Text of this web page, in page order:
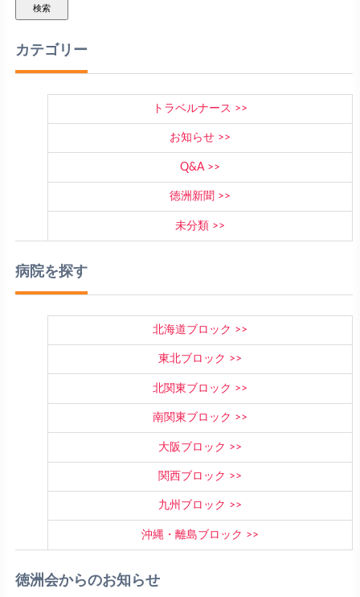
検索
カテゴリー
トラベルナース
お知らせ
Q&A
徳洲新聞
未分類
病院を探す
北海道ブロック
東北ブロック
北関東ブロック
南関東ブロック
大阪ブロック
関西ブロック
九州ブロック
沖縄・離島ブロック
徳洲会からのお知らせ